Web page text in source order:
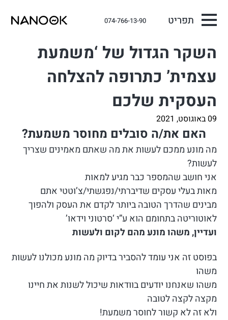
תפריט 074-766-13-90
השקר הגדול של ‘משמעת
עצמית’ כתרופה להצלחה
העסקית שלכם
09 באוגוסט, 2021
האם את/ה סובלים מחוסר משמעת?
מה מונע ממכם לעשות את מה שאתם מאמינים שצריך
לעשות?
אני חושב שהמספר כבר מגיע למאות
מאות בעלי עסקים שדיברתי/נפגשתי/צ’וטטי אתם
מבינים שהדרך הטובה ביותר לקדם את העסק ולהפוך
לאוטוריטה בתחומם הוא ע”י ‘סרטוני וידאו’
ועדיין, משהו מונע מהם לקום ולעשות
בפוסט זה אני עומד להסביר בדיוק מה מונע מכולנו לעשות
משהו
משהו שאנחנו יודעים בוודאות שיכול לשנות את חיינו
מקצה לקצה לטובה
ולא זה לא קשור לחוסר משמעת!